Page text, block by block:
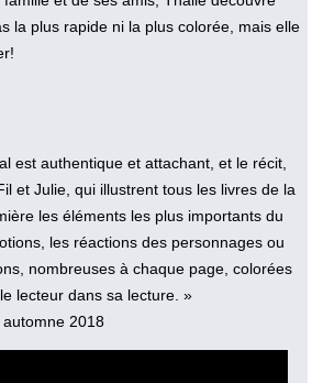
la plus rapide ni la plus colorée, mais elle
est authentique et attachant, et le récit,
et Julie, qui illustrent tous les livres de la
les éléments les plus importants du
les réactions des personnages ou
nombreuses à chaque page, colorées
lecteur dans sa lecture. »
2018